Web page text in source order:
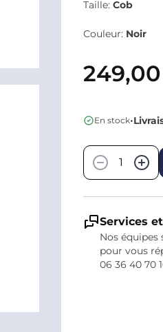
Taille: Cob
Couleur: Noir
En stock•
−
+
Services
Nos équipes
pour vous
06 36 40 70